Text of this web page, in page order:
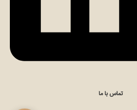
تماس با ما
تماس مستقیم با کارشناس (الهام مومن)